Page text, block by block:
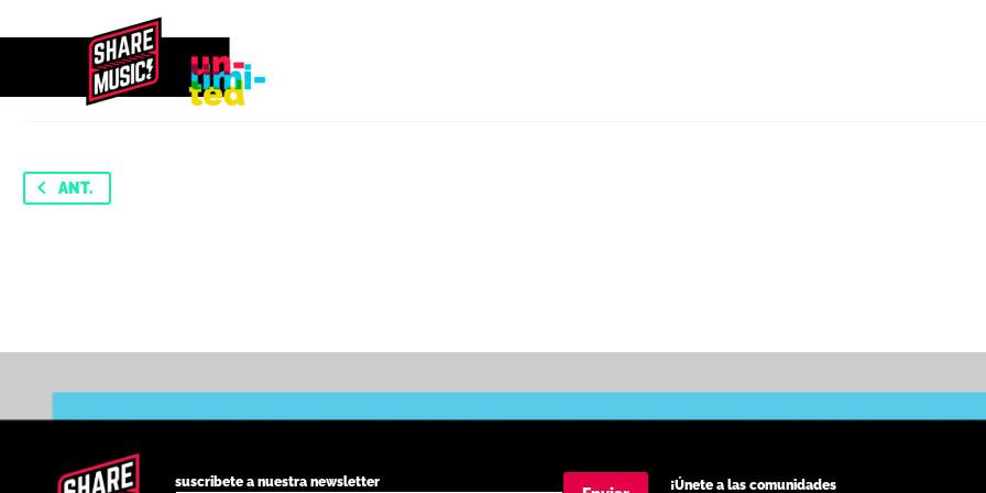
ANT.
suscribete a nuestra newsletter
¡Únete a las comunidades